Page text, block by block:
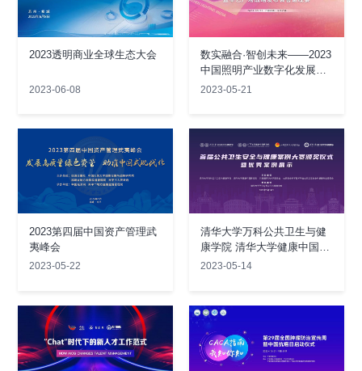
2023透明商业全球生态大会
2023-06-08
数实融合·智创未来——2023
中国照明产业数字化发展大
会暨华艺广场战略发布会答
2023-05-21
2023第四届中国资产管理武
夷峰会
2023-05-22
清华大学万科公共卫生与健
康学院 清华大学健康中国研
究院
2023-05-14